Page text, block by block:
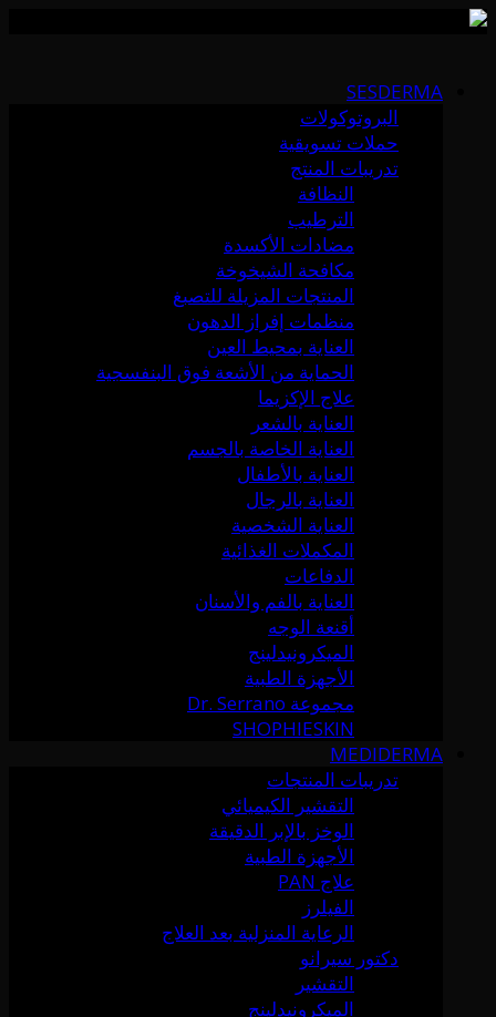
content
SESDERMA
البروتوكولات
حملات تسويقية
تدريبات المنتج
النظافة
الترطيب
مضادات الأكسدة
مكافحة الشيخوخة
المنتجات المزيلة للتصبغ
منظمات إفراز الدهون
العناية بمحيط العين
الحماية من الأشعة فوق البنفسجية
علاج الإكزيما
العناية بالشعر
العناية الخاصة بالجسم
العناية بالأطفال
العناية بالرجال
العناية الشخصية
المكملات الغذائية
الدفاعات
العناية بالفم والأسنان
أقنعة الوجه
الميكرونيدلينج
الأجهزة الطبية
مجموعة Dr. Serrano
SHOPHIESKIN
MEDIDERMA
تدريبات المنتجات
التقشير الكيميائي
الوخز بالإبر الدقيقة
الأجهزة الطبية
علاج PAN
الفيلرز
الرعاية المنزلية بعد العلاج
دكتور سيرانو
التقشير
الميكرونيدلينج